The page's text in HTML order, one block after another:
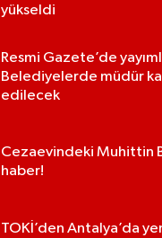
yükseldi
Resmi Gazete’de
Belediyelerde müdür
edilecek
Cezaevindeki Muhittin
haber!
TOKİ’den Antalya’da